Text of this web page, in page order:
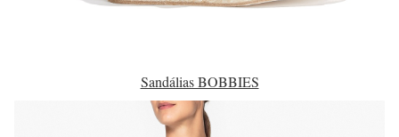
Sandálias BOBBIES